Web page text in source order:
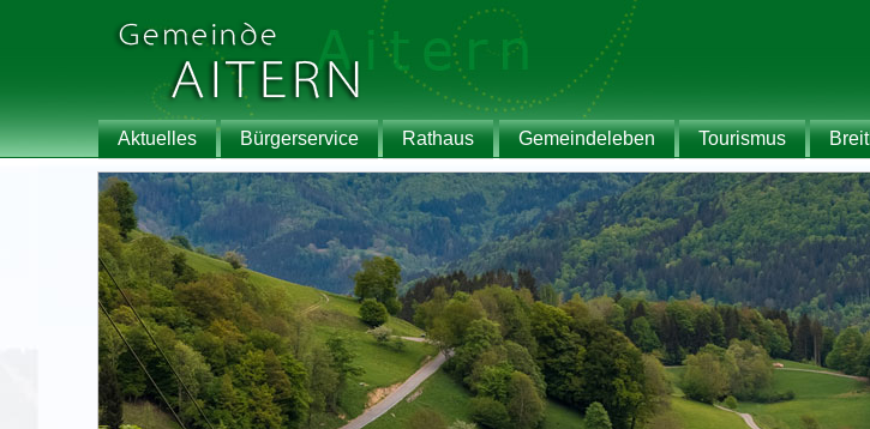
Aktuelles Bürgerservice Rathaus Gemeindeleben Tourismus